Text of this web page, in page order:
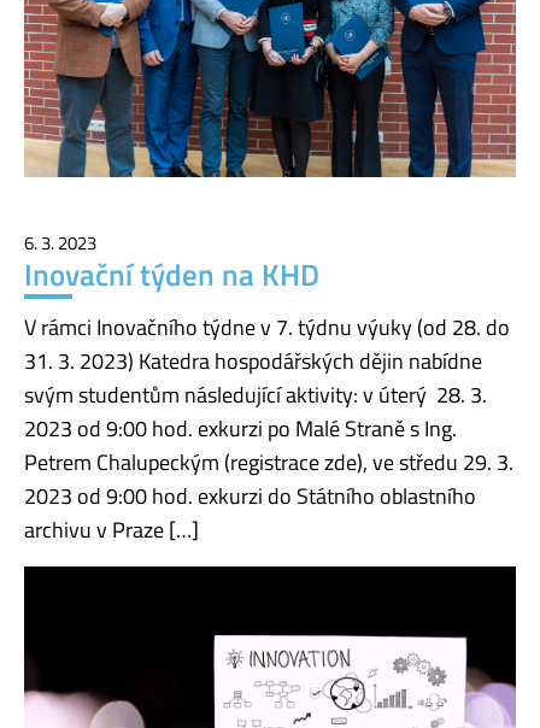
6. 3. 2023
Inovační týden na KHD
V rámci Inovačního týdne v 7. týdnu výuky (od 28. do
31. 3. 2023) Katedra hospodářských dějin nabídne
svým studentům následující aktivity: v úterý 28. 3.
2023 od 9:00 hod. exkurzi po Malé Straně s Ing.
Petrem Chalupeckým (registrace zde), ve středu 29. 3.
2023 od 9:00 hod. exkurzi do Státního oblastního
archivu v Praze […]